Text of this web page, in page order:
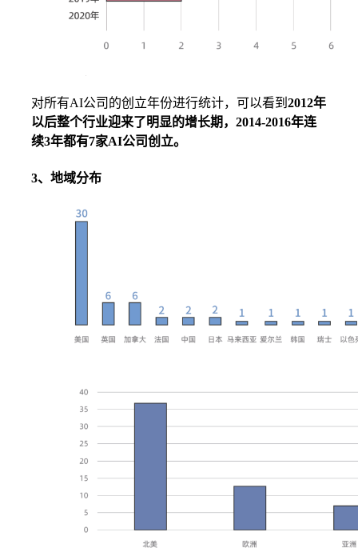
对所有AI公司的创立年份进行统计，可以看到 2012年
以后整个行业迎来了明显的增长期，2014-2016年连
续3年都有7家AI公司创立。
3、地域分布